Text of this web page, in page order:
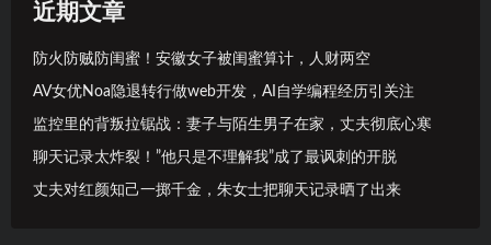
近期文章
防火防贼防闺蜜！安徽女子被闺蜜算计，人财两空
AV女优Noa隐退转行做web开发，AI自学编程经历引关注
监控里的背叛拉锯战：妻子与陌生男子在家，丈夫彻底心寒
聊天记录太炸裂！”他只是不理解我”成了最讽刺的开脱
丈夫对红颜知己一掷千金，朱女士把聊天记录晒了出来